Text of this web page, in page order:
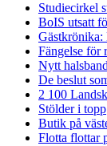
Studiecirkel
BoIS utsatt
Gästkrönika:
Fängelse för
Nytt
De beslut
2 100
Stölder i topp
Butik på
Flotta flottar